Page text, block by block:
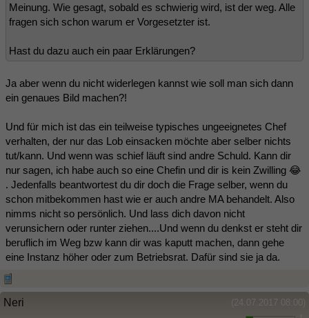
Meinung. Wie gesagt, sobald es schwierig wird, ist der weg. Alle
fragen sich schon warum er Vorgesetzter ist.
Hast du dazu auch ein paar Erklärungen?
Ja aber wenn du nicht widerlegen kannst wie soll man sich dann
ein genaues Bild machen?!
Und für mich ist das ein teilweise typisches ungeeignetes Chef
verhalten, der nur das Lob einsacken möchte aber selber nichts
tut/kann. Und wenn was schief läuft sind andre Schuld. Kann dir
nur sagen, ich habe auch so eine Chefin und dir is kein Zwilling 😂
. Jedenfalls beantwortest du dir doch die Frage selber, wenn du
schon mitbekommen hast wie er auch andre MA behandelt. Also
nimms nicht so persönlich. Und lass dich davon nicht
verunsichern oder runter ziehen....Und wenn du denkst er steht dir
beruflich im Weg bzw kann dir was kaputt machen, dann gehe
eine Instanz höher oder zum Betriebsrat. Dafür sind sie ja da.
(24.07.2017 08:00)
Neri